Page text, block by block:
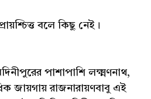
বলে কিছু নেই।
পাশাপাশি লক্ষ্মণনাথ,
জায়গায় রাজনারায়ণবাবু এই